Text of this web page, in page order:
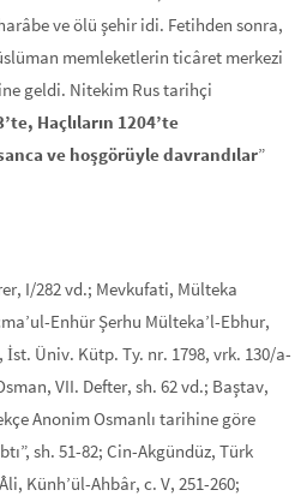
ve ölü şehir idi. Fetihden sonra,
memleketlerin ticâret merkezi
geldi. Nitekim Rus tarihçi
Haçlıların 1204’te
ve hoşgörüyle davrandılar”
I/282 vd.; Mevkufati, Mülteka
Enhür Şerhu Mülteka’l-Ebhur,
İst. Üniv. Kütp. Ty. nr. 1798, vrk. 130/a-
VII. Defter, sh. 62 vd.; Baştav,
Anonim Osmanlı tarihine göre
sh. 51-82; Cin-Akgündüz, Türk
Künh’ül-Ahbâr, c. V, 251-260;